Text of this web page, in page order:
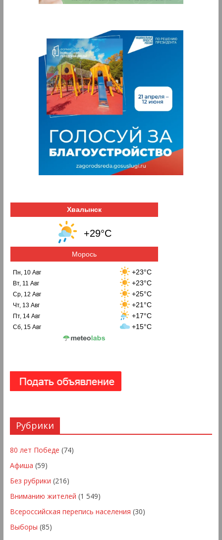
Хвалынск
+29°C
Морось
Пн, 10 Авг +23°C
Вт, 11 Авг +23°C
Ср, 12 Авг +25°C
Чт, 13 Авг +21°C
Пт, 14 Авг +17°C
Сб, 15 Авг +15°C
Рубрики
80 лет Победе (74)
Афиша (59)
Без рубрики (216)
Вниманию жителей (1 549)
Всероссийская перепись населения (30)
Выборы (85)